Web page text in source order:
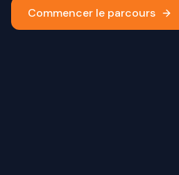
Commencer le parcours